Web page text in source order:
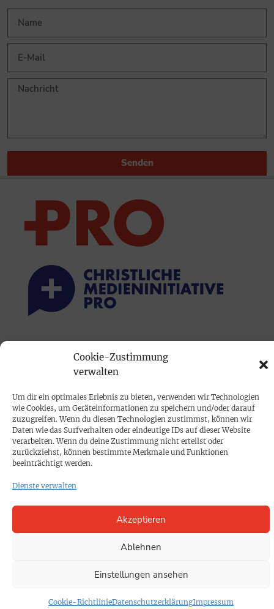
Cookie-Zustimmung
verwalten
Um dir ein optimales Erlebnis zu bieten, verwenden wir Technologien
wie Cookies, um Geräteinformationen zu speichern und/oder darauf
zuzugreifen. Wenn du diesen Technologien zustimmst, können wir
Daten wie das Surfverhalten oder eindeutige IDs auf dieser Website
verarbeiten. Wenn du deine Zustimmung nicht erteilst oder
zurückziehst, können bestimmte Merkmale und Funktionen
beeinträchtigt werden.
Dienste verwalten
Akzeptieren
Ablehnen
Einstellungen ansehen
Cookie-RichtlinieDatenschutzerklärungImpressum
Senden
Mediadaten
PROKOMPAKT
Impressum
SPENDEN
Cookie-Richtlinie